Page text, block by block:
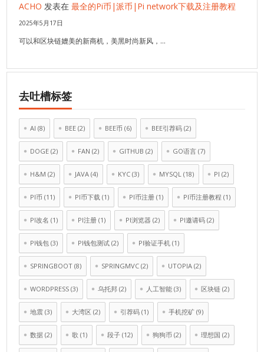
ACHO 发表在最全的Pi币|派币|Pi network下载及注册教程
2025年5月17日
可以和区块链媲美的新商机，美黑时尚新风，…
去吐槽标签
AI (8) BEE (2) BEE币 (6) BEE引荐码 (2)
DOGE (2) FAN (2) GITHUB (2) GO语言 (7)
H&M (2) JAVA (4) KYC (3) MYSQL (18) PI (2)
PI币 (11) PI币下载 (1) PI币注册 (1) PI币注册教程 (1)
PI改名 (1) PI注册 (1) PI浏览器 (2) PI邀请码 (2)
PI钱包 (3) PI钱包测试 (2) PI验证手机 (1)
SPRINGBOOT (8) SPRINGMVC (2) UTOPIA (2)
WORDPRESS (3) 乌托邦 (2) 人工智能 (3) 区块链 (2)
地震 (3) 大湾区 (2) 引荐码 (1) 手机挖矿 (9)
数据 (2) 歌 (1) 段子 (12) 狗狗币 (2) 理想国 (2)